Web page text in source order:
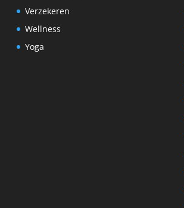
Verzekeren
Wellness
Yoga